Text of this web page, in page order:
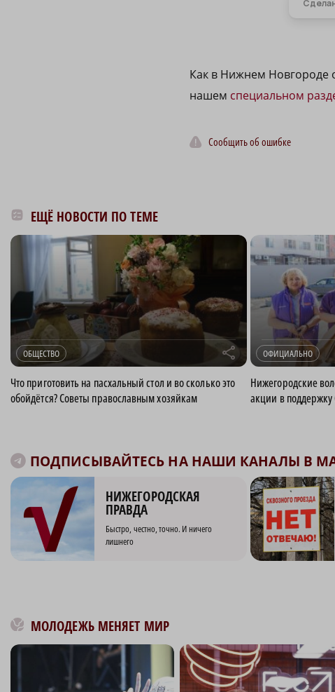
Как в Нижнем Новгороде
нашем специальном
Сообщить об ошибке
ЕЩЁ НОВОСТИ ПО ТЕМЕ
ОБЩЕСТВО r
Что приготовить на пасхальный стол и во сколько это
обойдётся? Советы православным хозяйкам
ОФИЦИАЛЬНО
Нижегородские
акции в
ПОДПИСЫВАЙТЕСЬ НА НАШИ КАНАЛЫ В
НИЖЕГОРОДСКАЯ
ПРАВДА
Быстро, честно, точно. И ничего
лишнего
МОЛОДЕЖЬ МЕНЯЕТ МИР